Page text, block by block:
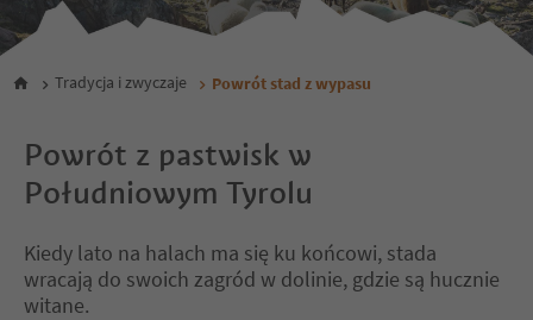
Tradycja i zwyczaje Powrót stad z wypasu
Powrót z pastwisk w
Południowym Tyrolu
Kiedy lato na halach ma się ku końcowi, stada
wracają do swoich zagród w dolinie, gdzie są hucznie
witane.